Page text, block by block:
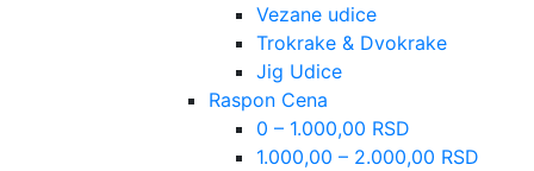
Vezane udice
Trokrake & Dvokrake
Jig Udice
Raspon Cena
0 – 1.000,00 RSD
1.000,00 – 2.000,00 RSD